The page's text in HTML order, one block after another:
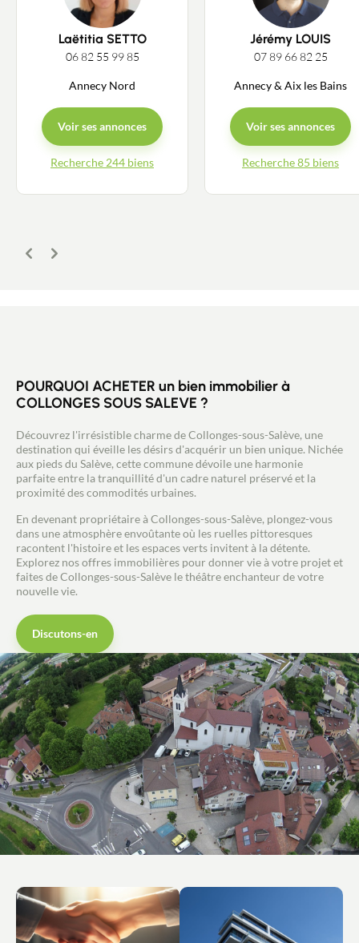
Estimer/Vendre
Acheter
Recrutement
Actualités
Laëtitia SETTO
06 82 55 99 85
Annecy Nord
Voir ses annonces
Recherche 244 biens
Jérémy LOUIS
07 89 66 82 25
Annecy & Aix les Bains
Voir ses annonces
Recherche 85 biens
Précédent
Suivant
POURQUOI ACHETER un bien immobilier à
COLLONGES SOUS SALEVE ?
Découvrez l'irrésistible charme de Collonges-sous-Salève, une
destination qui éveille les désirs d'acquérir un bien unique. Nichée
aux pieds du Salève, cette commune dévoile une harmonie
parfaite entre la tranquillité d'un cadre naturel préservé et la
proximité des commodités urbaines.
En devenant propriétaire à Collonges-sous-Salève, plongez-vous
dans une atmosphère envoûtante où les ruelles pittoresques
racontent l'histoire et les espaces verts invitent à la détente.
Explorez nos offres immobilières pour donner vie à votre projet et
faites de Collonges-sous-Salève le théâtre enchanteur de votre
nouvelle vie.
Discutons-en